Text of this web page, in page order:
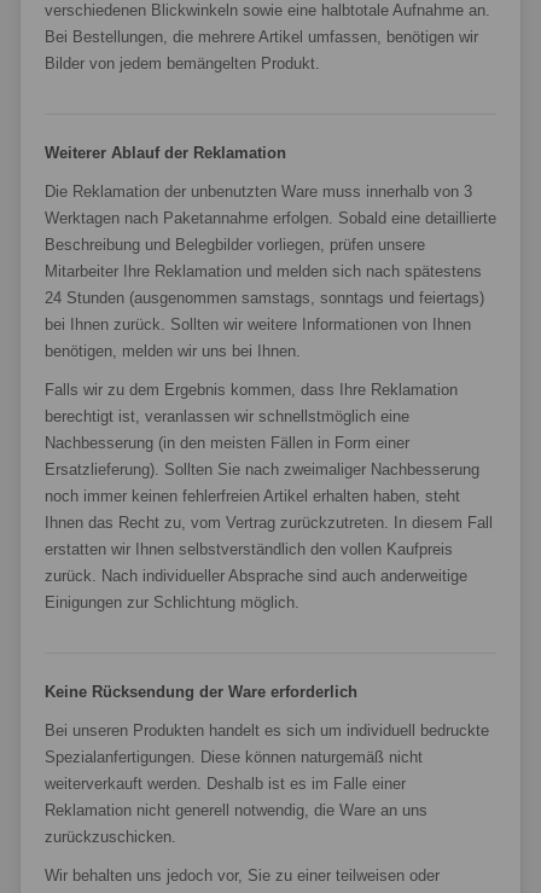
verschiedenen Blickwinkeln sowie eine halbtotale Aufnahme an.
Bei Bestellungen, die mehrere Artikel umfassen, benötigen wir
Bilder von jedem bemängelten Produkt.
Weiterer Ablauf der Reklamation
Die Reklamation der unbenutzten Ware muss innerhalb von 3
Werktagen nach Paketannahme erfolgen. Sobald eine detaillierte
Beschreibung und Belegbilder vorliegen, prüfen unsere
Mitarbeiter Ihre Reklamation und melden sich nach spätestens
24 Stunden (ausgenommen samstags, sonntags und feiertags)
bei Ihnen zurück. Sollten wir weitere Informationen von Ihnen
benötigen, melden wir uns bei Ihnen.
Falls wir zu dem Ergebnis kommen, dass Ihre Reklamation
berechtigt ist, veranlassen wir schnellstmöglich eine
Nachbesserung (in den meisten Fällen in Form einer
Ersatzlieferung). Sollten Sie nach zweimaliger Nachbesserung
noch immer keinen fehlerfreien Artikel erhalten haben, steht
Ihnen das Recht zu, vom Vertrag zurückzutreten. In diesem Fall
erstatten wir Ihnen selbstverständlich den vollen Kaufpreis
zurück. Nach individueller Absprache sind auch anderweitige
Einigungen zur Schlichtung möglich.
Keine Rücksendung der Ware erforderlich
Bei unseren Produkten handelt es sich um individuell bedruckte
Spezialanfertigungen. Diese können naturgemäß nicht
weiterverkauft werden. Deshalb ist es im Falle einer
Reklamation nicht generell notwendig, die Ware an uns
zurückzuschicken.
Wir behalten uns jedoch vor, Sie zu einer teilweisen oder